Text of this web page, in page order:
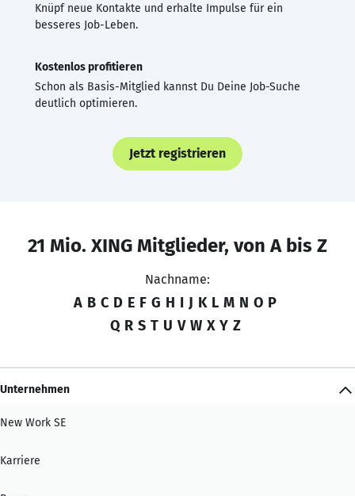
Knüpf neue Kontakte und erhalte Impulse für ein
besseres Job-Leben.
Kostenlos profitieren
Schon als Basis-Mitglied kannst Du Deine Job-Suche
deutlich optimieren.
Jetzt registrieren
21 Mio. XING Mitglieder, von A bis Z
Nachname:
A B C D E F G H I J K L M N O P
Q R S T U V W X Y Z
Unternehmen
New Work SE
Karriere